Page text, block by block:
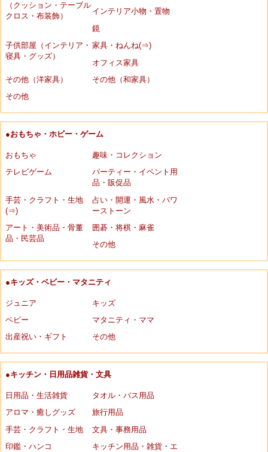
（クッション・テーブル
クロス・布装飾）
インテリア小物・置物
鏡
子供部屋（インテリア・
寝具・グッズ）
家具・ねんね(⇒)
オフィス家具
その他（洋家具）
その他（和家具）
その他
●おもちゃ・ホビー・ゲーム
おもちゃ
趣味・コレクション
テレビゲーム
パーティー・イベント用
品・販促品
手芸・クラフト・生地
(⇒)
占い・開運・風水・パワ
ーストーン
アート・美術品・骨董
品・民芸品
囲碁・将棋・麻雀
その他
●キッズ・ベビー・マタニティ
ジュニア
キッズ
ベビー
マタニティ・ママ
出産祝い・ギフト
その他
●キッチン・日用品雑貨・文具
日用品・生活雑貨
タオル・バス用品
アロマ・癒しグッズ
旅行用品
手芸・クラフト・生地
文具・事務用品
印鑑・ハンコ
キッチン用品・雑貨・エ